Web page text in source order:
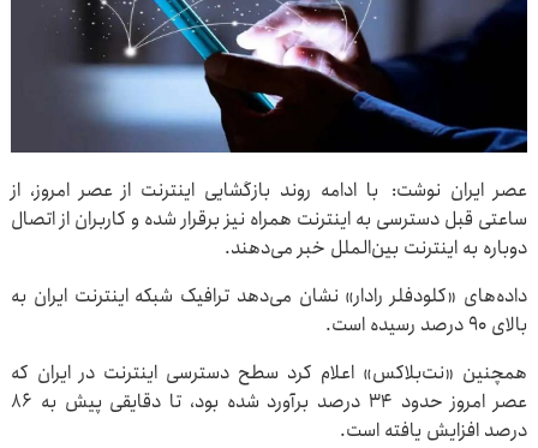
عصر ایران نوشت: با ادامه روند بازگشایی اینترنت از عصر امروز، از
ساعتی قبل دسترسی به اینترنت همراه نیز برقرار شده و کاربران از اتصال
دوباره به اینترنت بین‌الملل خبر می‌دهند.
داده‌های «کلودفلر رادار» نشان می‌دهد ترافیک شبکه اینترنت ایران به
بالای ۹۰ درصد رسیده است.
همچنین «نت‌بلاکس» اعلام کرد سطح دسترسی اینترنت در ایران که
عصر امروز حدود ۳۴ درصد برآورد شده بود، تا دقایقی پیش به ۸۶
درصد افزایش یافته است.